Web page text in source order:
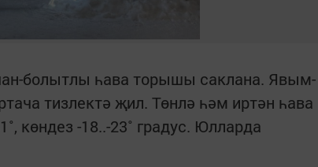
болытлы һава торышы саклана. Явым-
тизлектә җил. Төнлә һәм иртән һава
көндез -18..-23˚ градус. Юлларда